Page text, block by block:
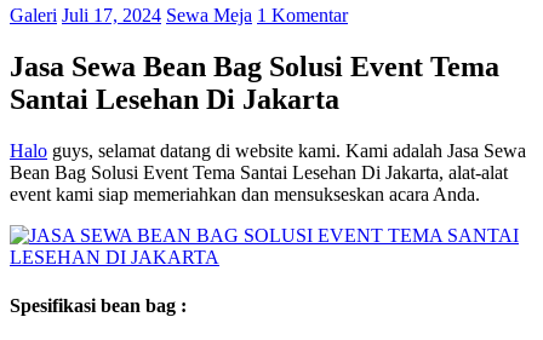
Galeri Juli 17, 2024 Sewa Meja 1 Komentar
Jasa Sewa Bean Bag Solusi Event Tema
Santai Lesehan Di Jakarta
Halo guys, selamat datang di website kami. Kami adalah Jasa Sewa
Bean Bag Solusi Event Tema Santai Lesehan Di Jakarta, alat-alat
event kami siap memeriahkan dan mensukseskan acara Anda.
Spesifikasi bean bag :